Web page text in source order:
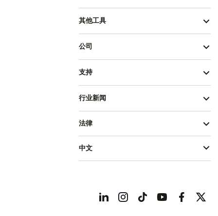
其他工具
公司
支持
行业新闻
法律
中文